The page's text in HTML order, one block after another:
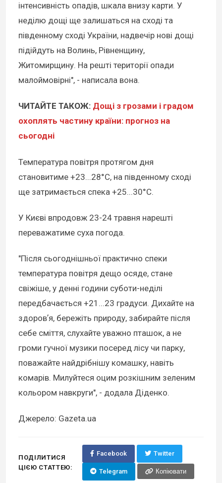
інтенсивність опадів, шкала внизу карти. У
неділю дощі ще залишаться на сході та
південному сході України, надвечір нові дощі
підійдуть на Волинь, Рівненщину,
Житомирщину. На решті території опади
малоймовірні", - написала вона.
ЧИТАЙТЕ ТАКОЖ: Дощі з грозами і градом
охоплять частину країни: прогноз на
сьогодні
Температура повітря протягом дня
становитиме +23...28°С, на південному сході
ще затримається спека +25...30°С.
У Києві впродовж 23-24 травня нарешті
переважатиме суха погода.
"Після сьогоднішньої практично спеки
температура повітря дещо осяде, стане
свіжіше, у денні години суботи-неділі
передбачається +21...23 градуси. Дихайте на
здоровʼя, бережіть природу, забирайте після
себе сміття, слухайте уважно пташок, а не
громи гучної музики посеред лісу чи парку,
поважайте найдрібнішу комашку, навіть
комарів. Милуйтеся оцим розкішним зеленим
кольором навкруги", - додала Діденко.
Джерело: Gazeta.ua
ПОДІЛИТИСЯ
ЦІЄЮ СТАТТЕЮ:
Facebook Twitter
Telegram Копіювати